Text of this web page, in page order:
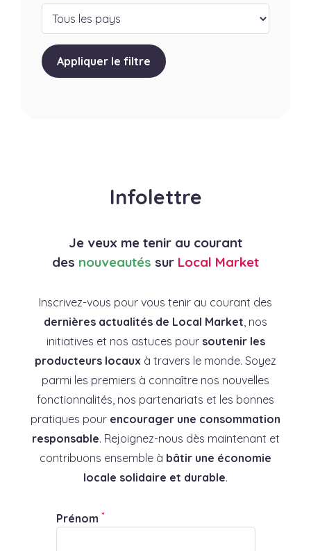
Appliquer le filtre
Infolettre
Je veux me tenir au courant
des nouveautés sur Local Market
Inscrivez-vous pour vous tenir au courant des
dernières actualités de Local Market, nos
initiatives et nos astuces pour soutenir les
producteurs locaux à travers le monde. Soyez
parmi les premiers à connaître nos nouvelles
fonctionnalités, nos partenariats et les bonnes
pratiques pour encourager une consommation
responsable. Rejoignez-nous dès maintenant et
contribuons ensemble à bâtir une économie
locale solidaire et durable.
Prénom *